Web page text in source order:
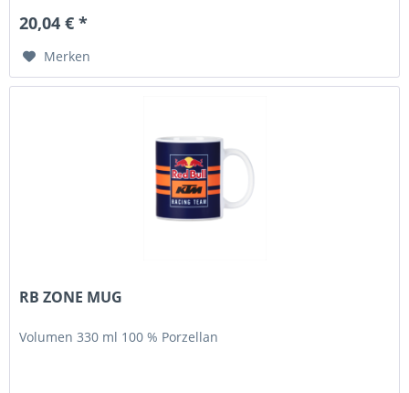
20,04 € *
Merken
RB ZONE MUG
Volumen 330 ml 100 % Porzellan